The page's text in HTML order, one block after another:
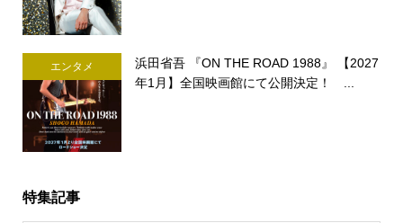
エンタメ
浜田省吾 『ON THE ROAD 1988』 【2027
年1月】全国映画館にて公開決定！ ...
特集記事